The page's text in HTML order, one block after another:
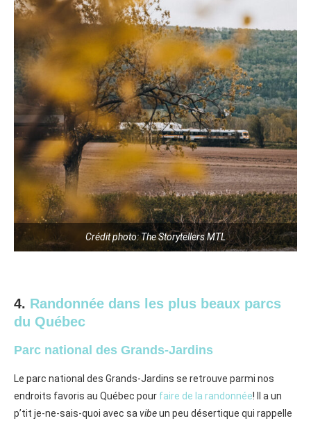
Crédit photo: The Storytellers MTL
4. Randonnée dans les plus beaux parcs
du Québec
Parc national des Grands-Jardins
Le parc national des Grands-Jardins se retrouve parmi nos
endroits favoris au Québec pour faire de la randonnée! Il a un
p’tit je-ne-sais-quoi avec sa vibeun peu désertique qui rappelle